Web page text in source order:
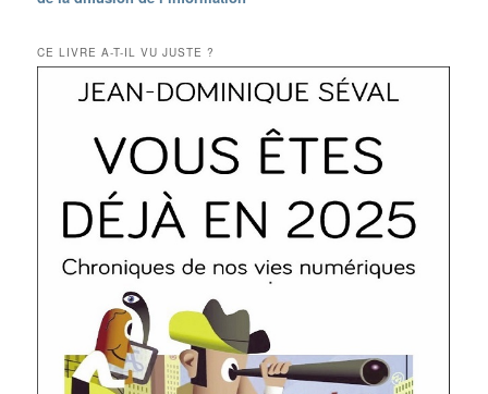
CE LIVRE A-T-IL VU JUSTE ?